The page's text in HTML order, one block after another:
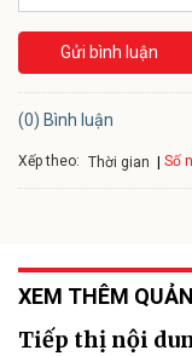
Gửi bình luận
(0) Bình luận
Xếp theo: Thời gian Số
XEM THÊM
Tiếp thị nội